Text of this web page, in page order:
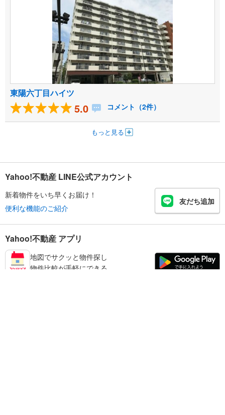
東陽六丁目ハイツ
5.0 コメント（2件）
もっと見る
Yahoo!不動産 LINE公式アカウント
新着物件をいち早くお届け！
便利な機能のご紹介
友だち追加
Yahoo!不動産 アプリ
地図でサクッと物件探し
物件比較が手軽にできる